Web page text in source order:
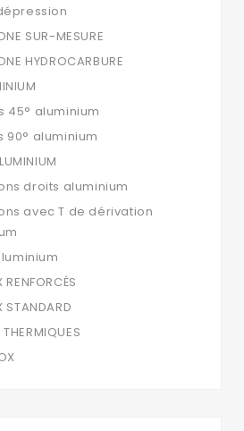
SUR-MESURE
HYDROCARBURE
45° aluminium
90° aluminium
droits aluminium
avec T de dérivation
RENFORCÉS
STANDARD